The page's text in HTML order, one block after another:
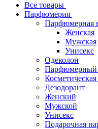
Все товары
Парфюмерия
Парфюмерная
Женская
Мужская
Унисекс
Одеколон
Парфюмерный
Дезодорант
Женский
Мужской
Унисекс
Подарочная